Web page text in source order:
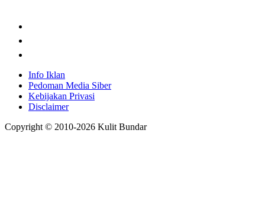
Info Iklan
Pedoman Media Siber
Kebijakan Privasi
Disclaimer
Copyright © 2010-2026 Kulit Bundar